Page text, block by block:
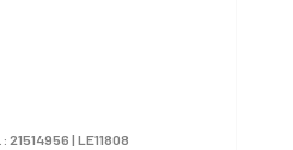
21514956 | LE11808